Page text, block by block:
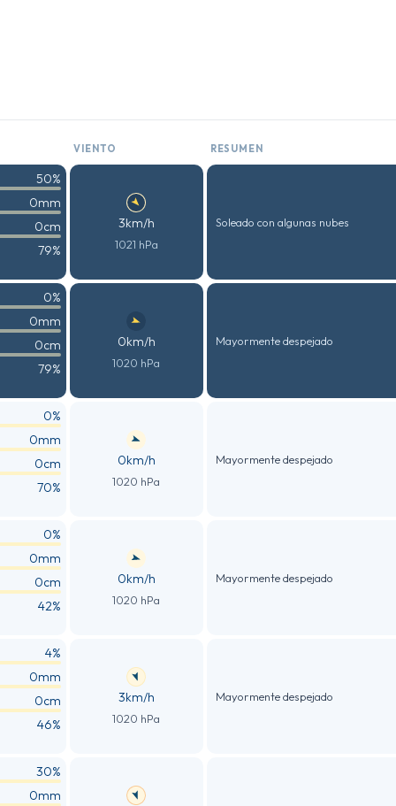
VIENTO RESUMEN
50%
0mm
0cm
79%
3km/h
1021 hPa
Soleado con algunas nubes
0%
0mm
0cm
79%
0km/h
1020 hPa
Mayormente despejado
0%
0mm
0cm
70%
0km/h
1020 hPa
Mayormente despejado
0%
0mm
0cm
42%
0km/h
1020 hPa
Mayormente despejado
4%
0mm
0cm
46%
3km/h
1020 hPa
Mayormente despejado
30%
0mm